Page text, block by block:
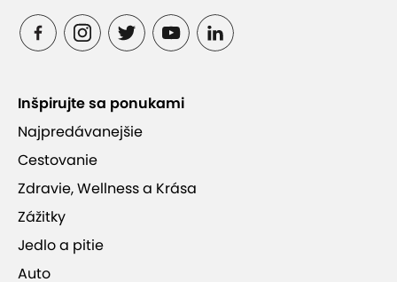
Inšpirujte sa ponukami
Najpredávanejšie
Cestovanie
Zdravie, Wellness a Krása
Zážitky
Jedlo a pitie
Auto